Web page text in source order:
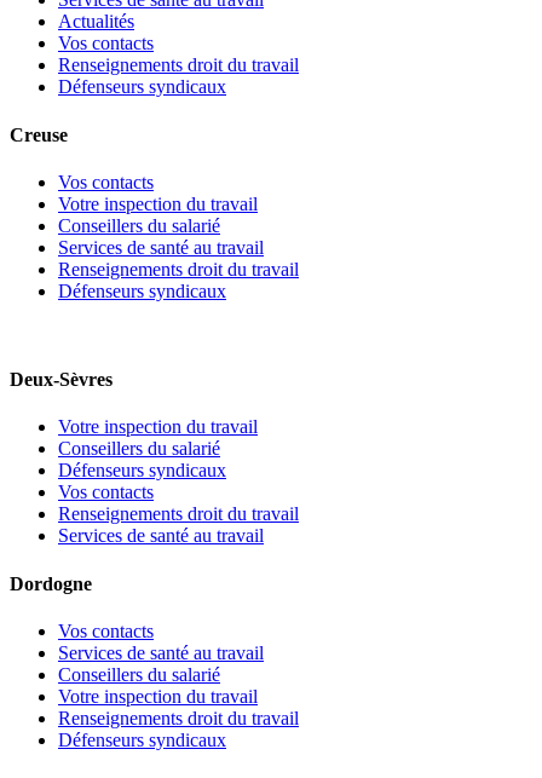
Actualités
Vos contacts
Renseignements droit du travail
Défenseurs syndicaux
Creuse
Vos contacts
Votre inspection du travail
Conseillers du salarié
Services de santé au travail
Renseignements droit du travail
Défenseurs syndicaux
Deux-Sèvres
Votre inspection du travail
Conseillers du salarié
Défenseurs syndicaux
Vos contacts
Renseignements droit du travail
Services de santé au travail
Dordogne
Vos contacts
Services de santé au travail
Conseillers du salarié
Votre inspection du travail
Renseignements droit du travail
Défenseurs syndicaux